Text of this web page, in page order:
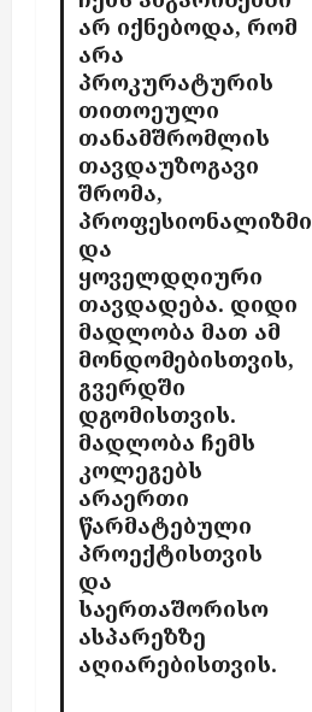
არ იქნებოდა, რომ
არა
პროკურატურის
თითოეული
თანამშრომლის
თავდაუზოგავი
შრომა,
პროფესიონალიზმი
და
ყოველდღიური
თავდადება. დიდი
მადლობა მათ ამ
მონდომებისთვის,
გვერდში
დგომისთვის.
მადლობა ჩემს
კოლეგებს
არაერთი
წარმატებული
პროექტისთვის
და
საერთაშორისო
ასპარეზზე
აღიარებისთვის.